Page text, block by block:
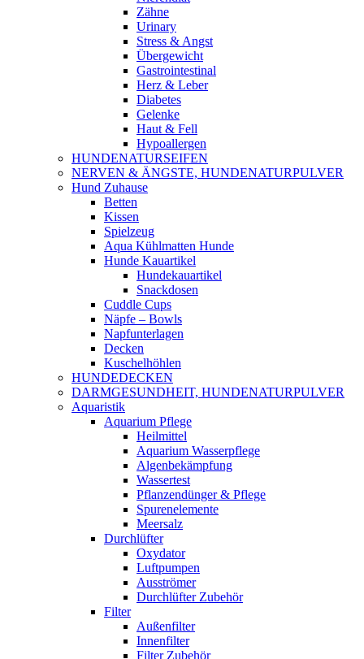
Zähne
Urinary
Stress & Angst
Übergewicht
Gastrointestinal
Herz & Leber
Diabetes
Gelenke
Haut & Fell
Hypoallergen
HUNDENATURSEIFEN
NERVEN & ÄNGSTE, HUNDENATURPULVER
Hund Zuhause
Betten
Kissen
Spielzeug
Aqua Kühlmatten Hunde
Hunde Kauartikel
Hundekauartikel
Snackdosen
Cuddle Cups
Näpfe – Bowls
Napfunterlagen
Decken
Kuschelhöhlen
HUNDEDECKEN
DARMGESUNDHEIT, HUNDENATURPULVER
Aquaristik
Aquarium Pflege
Heilmittel
Aquarium Wasserpflege
Algenbekämpfung
Wassertest
Pflanzendünger & Pflege
Spurenelemente
Meersalz
Durchlüfter
Oxydator
Luftpumpen
Ausströmer
Durchlüfter Zubehör
Filter
Außenfilter
Innenfilter
Filter Zubehör